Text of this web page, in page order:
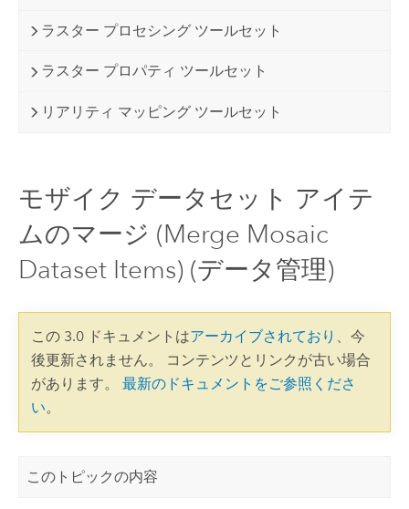
ラスター プロセシング ツールセット
ラスター プロパティ ツールセット
リアリティ マッピング ツールセット
モザイク データセット アイテ
ムのマージ (Merge Mosaic
Dataset Items) (データ管理)
この 3.0 ドキュメントはアーカイブされており
、今
後更新されません。 コンテンツとリンクが古い場合
があります。 最新のドキュメントをご参照くださ
い。
このトピックの内容